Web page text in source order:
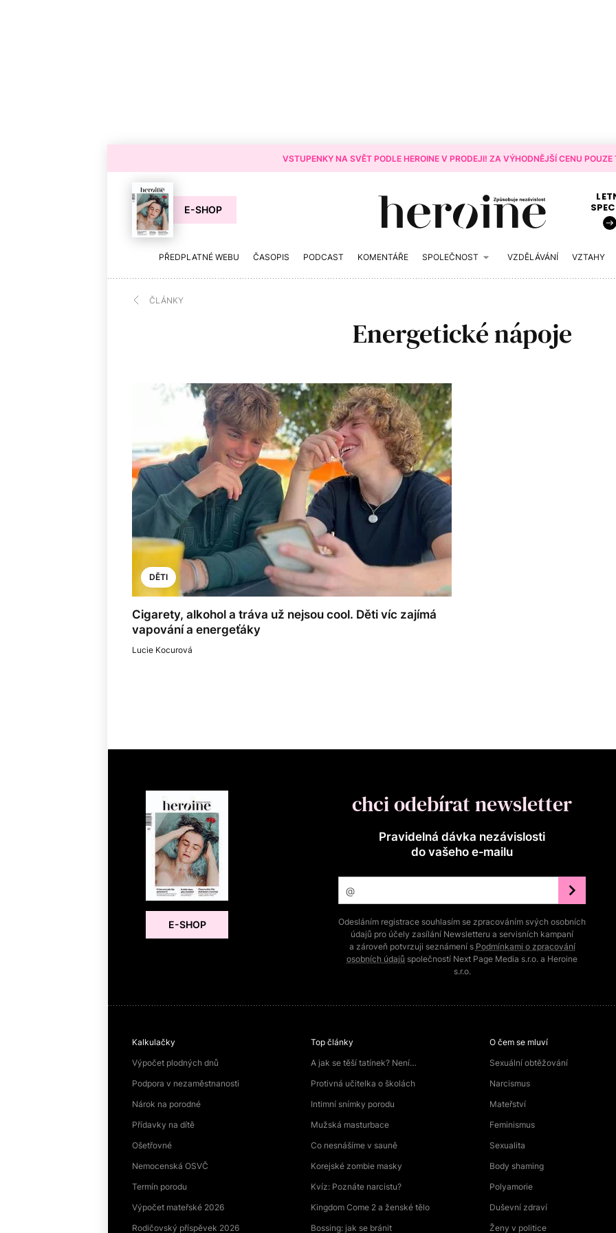
VSTUPENKY NA SVĚT PODLE HEROINE V PRODEJI! ZA VÝHODNĚJŠÍ CENU
E-SHOP
PŘEDPLATNÉ WEBU ČASOPIS PODCAST KOMENTÁŘE SPOLEČNOST VZDĚLÁVÁNÍ VZTAHY
ČLÁNKY
Energetické nápoje
DĚTI
Cigarety, alkohol a tráva už nejsou cool. Děti víc zajímá
vapování a energeťáky
Lucie Kocurová
E-SHOP
chci odebírat newsletter
Pravidelná dávka nezávislosti
do vašeho e‑mailu
Odesláním registrace souhlasím se zpracováním svých osobních
údajů pro účely zasílání Newsletteru a servisních kampaní
a zároveň potvrzuji seznámení s Podmínkami o zpracování
osobních údajů společností Next Page Media s.r.o. a Heroine
s.r.o.
Kalkulačky
Výpočet plodných dnů
Podpora v nezaměstnanosti
Nárok na porodné
Přídavky na dítě
Ošetřovné
Nemocenská OSVČ
Termín porodu
Výpočet mateřské 2026
Rodičovský příspěvek 2026
Top články
A jak se těší tatínek? Není…
Protivná učitelka o školách
Intimní snímky porodu
Mužská masturbace
Co nesnášíme v sauně
Korejské zombie masky
Kvíz: Poznáte narcistu?
Kingdom Come 2 a ženské tělo
Bossing: jak se bránit
O čem se mluví
Sexuální obtěžování
Narcismus
Mateřství
Feminismus
Sexualita
Body shaming
Polyamorie
Duševní zdraví
Ženy v politice